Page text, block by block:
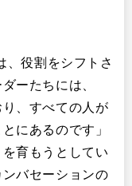
、役割をシフトさ
ーたちには、
り、すべての人が
にあるのです」
育もうとしてい
バセーションの